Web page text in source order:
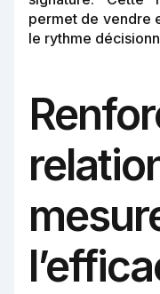
permet de vendre
le rythme